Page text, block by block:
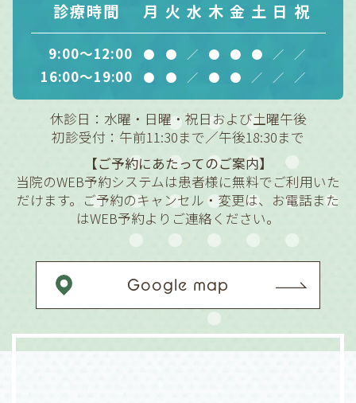
診療時間 月 火 水 木 金 土 日 祝
9:00～12:00 ● ● ／ ● ● ● ／ ／
16:00～19:00 ● ● ／ ● ● ／ ／ ／
休診日：水曜・日曜・祝日および土曜午後
初診受付：午前11:30まで／午後18:30まで
【ご予約にあたってのご案内】
当院のWEB予約システムは患者様に無料でご利用いた
だけます。ご予約のキャンセル・変更は、お電話また
はWEB予約よりご連絡ください。
Google map